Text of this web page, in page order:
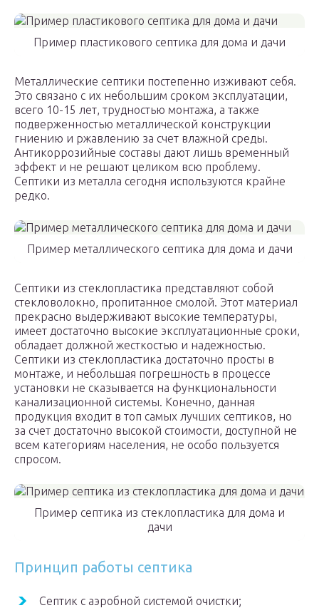
Пример пластикового септика для дома и дачи
Металлические септики постепенно изживают себя.
Это связано с их небольшим сроком эксплуатации,
всего 10-15 лет, трудностью монтажа, а также
подверженностью металлической конструкции
гниению и ржавлению за счет влажной среды.
Антикоррозийные составы дают лишь временный
эффект и не решают целиком всю проблему.
Септики из металла сегодня используются крайне
редко.
Пример металлического септика для дома и дачи
Септики из стеклопластика представляют собой
стекловолокно, пропитанное смолой. Этот материал
прекрасно выдерживают высокие температуры,
имеет достаточно высокие эксплуатационные сроки,
обладает должной жесткостью и надежностью.
Септики из стеклопластика достаточно просты в
монтаже, и небольшая погрешность в процессе
установки не сказывается на функциональности
канализационной системы. Конечно, данная
продукция входит в топ самых лучших септиков, но
за счет достаточно высокой стоимости, доступной не
всем категориям населения, не особо пользуется
спросом.
Пример септика из стеклопластика для дома и
дачи
Принцип работы септика
Септик с аэробной системой очистки;